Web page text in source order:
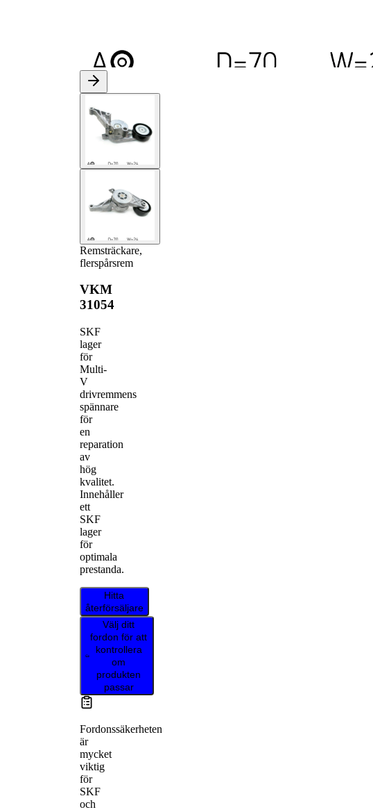
Remsträckare,
flerspårsrem
VKM
31054
SKF
lager
för
Multi-
V
drivremmens
spännare
för
en
reparation
av
hög
kvalitet.
Innehåller
ett
SKF
lager
för
optimala
prestanda.
Hitta
återförsäljare
Välj ditt
fordon för att
kontrollera
om
produkten
passar
Fordonssäkerheten
är
mycket
viktig
för
SKF
och